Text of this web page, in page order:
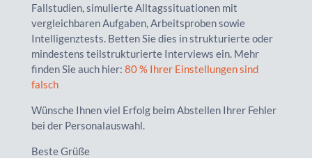
Fallstudien, simulierte Alltagssituationen mit
vergleichbaren Aufgaben, Arbeitsproben sowie
Intelligenztests. Betten Sie dies in strukturierte oder
mindestens teilstrukturierte Interviews ein. Mehr
finden Sie auch hier: 80 % Ihrer Einstellungen sind
falsch
Wünsche Ihnen viel Erfolg beim Abstellen Ihrer Fehler
bei der Personalauswahl.
Beste Grüße